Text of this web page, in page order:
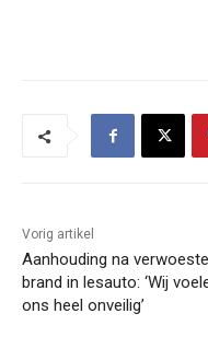
Vorig artikel
Aanhouding na
brand in lesauto: ‘Wij
ons heel onveilig’